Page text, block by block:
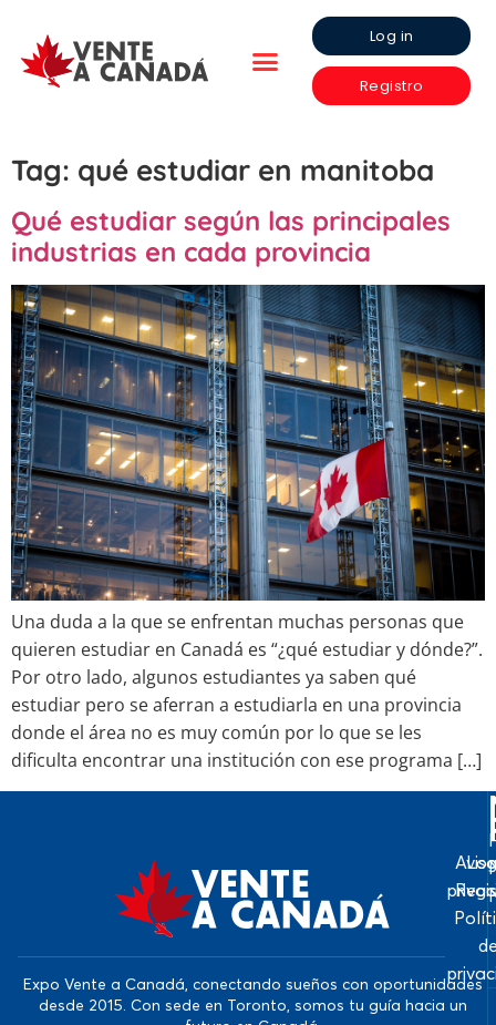
Log in
Registro
Tag: qué estudiar en manitoba
Qué estudiar según las principales
industrias en cada provincia
Una duda a la que se enfrentan muchas personas que
quieren estudiar en Canadá es “¿qué estudiar y dónde?”.
Por otro lado, algunos estudiantes ya saben qué
estudiar pero se aferran a estudiarla en una provincia
donde el área no es muy común por lo que se les
dificulta encontrar una institución con ese programa […]
Expo Vente a Canadá, conectando sueños con oportunidades
desde 2015. Con sede en Toronto, somos tu guía hacia un